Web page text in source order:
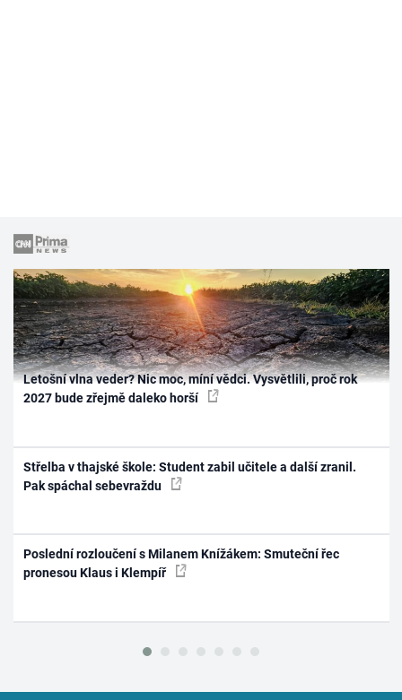
Letošní vlna veder? Nic moc, míní vědci. Vysvětlili, proč rok
2027 bude zřejmě daleko horší
Střelba v thajské škole: Student zabil učitele a další zranil.
Pak spáchal sebevraždu
Poslední rozloučení s Milanem Knížákem: Smuteční řec
pronesou Klaus i Klempíř